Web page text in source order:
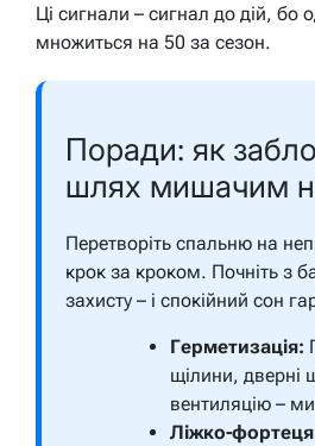
Ці сигнали – сигнал до дій, бо
множиться на 50 за сезон.
Поради: як
шлях мишачим
Перетворіть спальню на
крок за кроком. Почніть з
захисту – і спокійний сон
Герметизація:
щілини, дверні
вентиляцію –
Ліжко-